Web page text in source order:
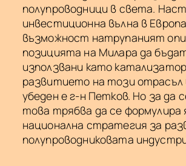
полупроводници в света.
инвестиционна вълна в
възможност натрупаният
позицията на Милара да
използвани като
развитието на този отрасъл
убеден е г-н Петков. Но за да
това трябва да се формулира
национална стратегия за
полупроводниковата